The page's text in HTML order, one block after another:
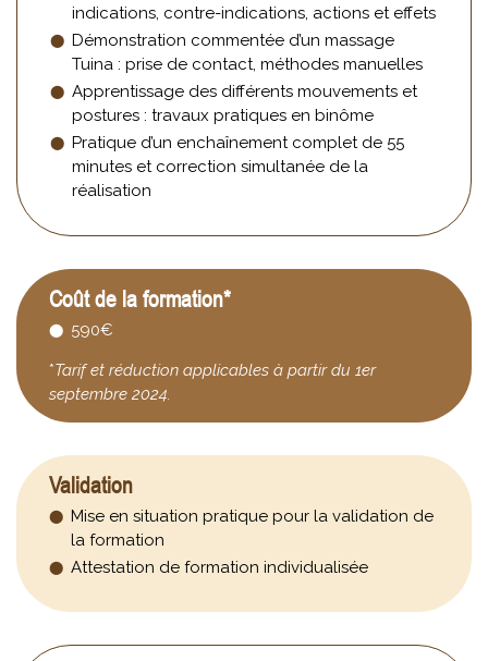
indications, contre-indications, actions et effets
Démonstration commentée d’un massage
Tuina : prise de contact, méthodes manuelles
Apprentissage des différents mouvements et
postures : travaux pratiques en binôme
Pratique d’un enchaînement complet de 55
minutes et correction simultanée de la
réalisation
Coût de la formation*
590€
*Tarif et réduction applicables à partir du 1er
septembre 2024.
Validation
Mise en situation pratique pour la validation de
la formation
Attestation de formation individualisée